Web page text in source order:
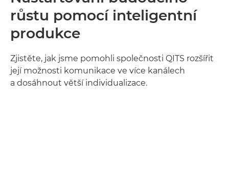
růstu pomocí inteligentní
produkce
Zjistěte, jak jsme pomohli společnosti QITS rozšířit
její možnosti komunikace ve více kanálech
a dosáhnout větší individualizace.